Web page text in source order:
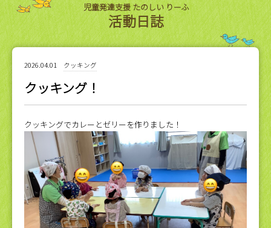
児童発達支援 たのしい りーふ
活動日誌
2026.04.01 クッキング
クッキング！
クッキングでカレーとゼリーを作りました！